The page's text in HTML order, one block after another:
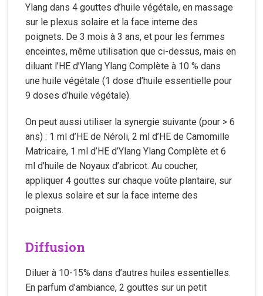
Ylang dans 4 gouttes d’huile végétale, en massage
sur le plexus solaire et la face interne des
poignets. De 3 mois à 3 ans, et pour les femmes
enceintes, même utilisation que ci-dessus, mais en
diluant l’HE d’Ylang Ylang Complète à 10 % dans
une huile végétale (1 dose d’huile essentielle pour
9 doses d’huile végétale).
On peut aussi utiliser la synergie suivante (pour > 6
ans) : 1 ml d’HE de Néroli, 2 ml d’HE de Camomille
Matricaire, 1 ml d’HE d’Ylang Ylang Complète et 6
ml d’huile de Noyaux d’abricot. Au coucher,
appliquer 4 gouttes sur chaque voûte plantaire, sur
le plexus solaire et sur la face interne des
poignets.
Diffusion
Diluer à 10-15% dans d’autres huiles essentielles.
En parfum d’ambiance, 2 gouttes sur un petit